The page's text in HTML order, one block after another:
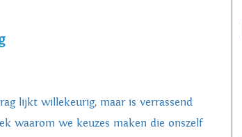
lijkt willekeurig, maar is verrassend
waarom we keuzes maken die onszelf